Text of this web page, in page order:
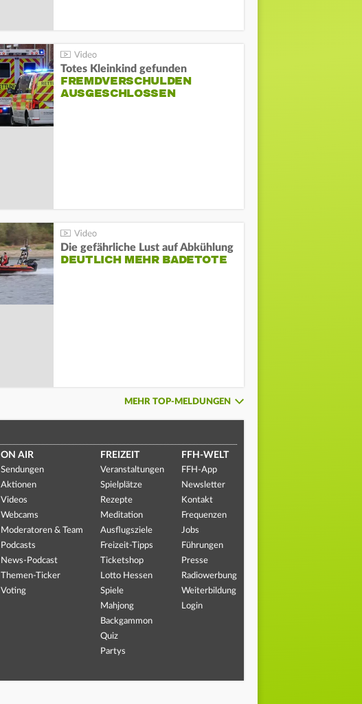
Totes Kleinkind gefunden
FREMDVERSCHULDEN
AUSGESCHLOSSEN
Die gefährliche Lust auf Abkühlung
DEUTLICH MEHR BADETOTE
MEHR TOP-MELDUNGEN
ON AIR
Sendungen
Aktionen
Videos
Webcams
Moderatoren & Team
Podcasts
News-Podcast
Themen-Ticker
Voting
FREIZEIT
Veranstaltungen
Spielplätze
Rezepte
Meditation
Ausflugsziele
Freizeit-Tipps
Ticketshop
Lotto Hessen
Spiele
Mahjong
Backgammon
Quiz
Partys
FFH-WELT
FFH-App
Newsletter
Kontakt
Frequenzen
Jobs
Führungen
Presse
Radiowerbung
Weiterbildung
Login